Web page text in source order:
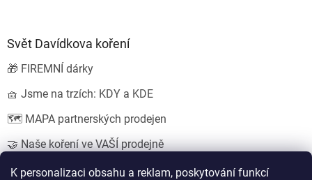
K personalizaci obsahu a reklam, poskytování funkcí
Svět Davídkova koření
🎁 FIREMNÍ dárky
🧺 Jsme na trzích: KDY a KDE
🗺️ MAPA partnerských prodejen
🤝 Naše koření ve VAŠÍ prodejně
💍 SVATEBNÍ dárky